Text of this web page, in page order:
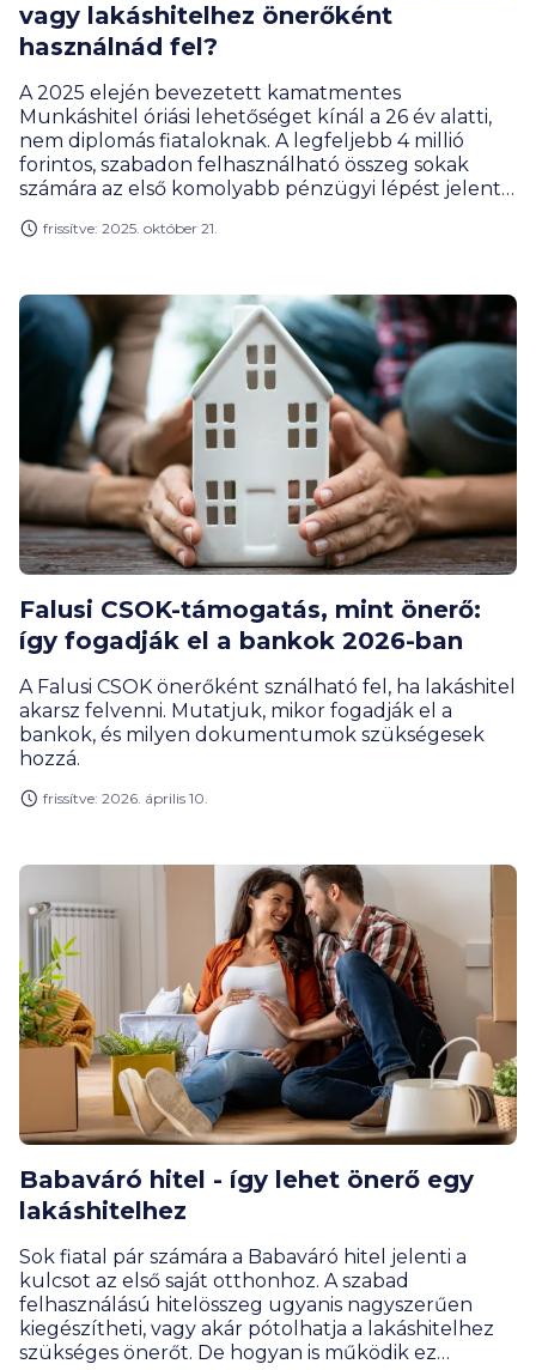
vagy lakáshitelhez önerőként
használnád fel?
A 2025 elején bevezetett kamatmentes
Munkáshitel óriási lehetőséget kínál a 26 év alatti,
nem diplomás fiataloknak. A legfeljebb 4 millió
forintos, szabadon felhasználható összeg sokak
számára az első komolyabb pénzügyi lépést jelenti.
frissítve: 2025. október 21.
Falusi CSOK-támogatás, mint önerő:
így fogadják el a bankok 2026-ban
A Falusi CSOK önerőként sználható fel, ha lakáshitel
akarsz felvenni. Mutatjuk, mikor fogadják el a
bankok, és milyen dokumentumok szükségesek
hozzá.
frissítve: 2026. április 10.
Babaváró hitel - így lehet önerő egy
lakáshitelhez
Sok fiatal pár számára a Babaváró hitel jelenti a
kulcsot az első saját otthonhoz. A szabad
felhasználású hitelösszeg ugyanis nagyszerűen
kiegészítheti, vagy akár pótolhatja a lakáshitelhez
szükséges önerőt. De hogyan is működik ez